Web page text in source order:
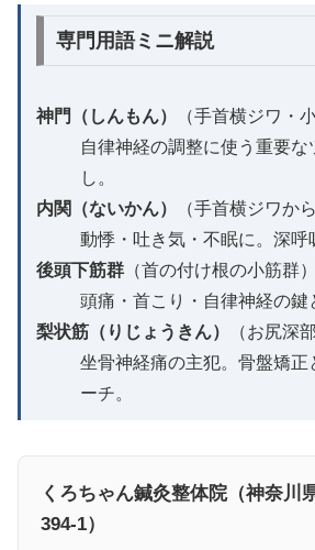
専門用語ミニ解説
神門（しんもん）
（手首横ジワ・
自律神経の調整に使う重要な
し。
内関（ないかん）
（手首横ジワか
動悸・吐き気・不眠に。深呼
後頭下筋群 （首の付け根の小筋群）
頭痛・首こり・自律神経の鍵
梨状筋（りじょうきん）
（お尻深
坐骨神経痛の主犯。骨盤矯正
ーチ。
くろちゃん鍼灸整体院（神奈川
394-1）